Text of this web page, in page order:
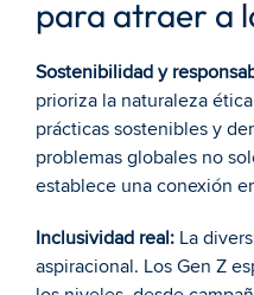
para atraer a
Sostenibilidad y
prioriza la naturaleza
prácticas sostenibles y
problemas globales no
establece una conexión
Inclusividad real: La
aspiracional. Los Gen Z